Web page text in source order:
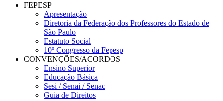
FEPESP
Apresentação
Diretoria da Federação dos Professores do Estado de
São Paulo
Estatuto Social
10º Congresso da Fepesp
CONVENÇÕES/ACORDOS
Ensino Superior
Educação Básica
Sesi / Senai / Senac
Guia de Direitos